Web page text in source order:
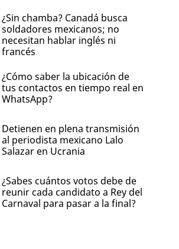
¿Sin chamba? Canadá busca
soldadores mexicanos; no
necesitan hablar inglés ni
francés
¿Cómo saber la ubicación de
tus contactos en tiempo real en
WhatsApp?
Detienen en plena transmisión
al periodista mexicano Lalo
Salazar en Ucrania
¿Sabes cuántos votos debe de
reunir cada candidato a Rey del
Carnaval para pasar a la final?